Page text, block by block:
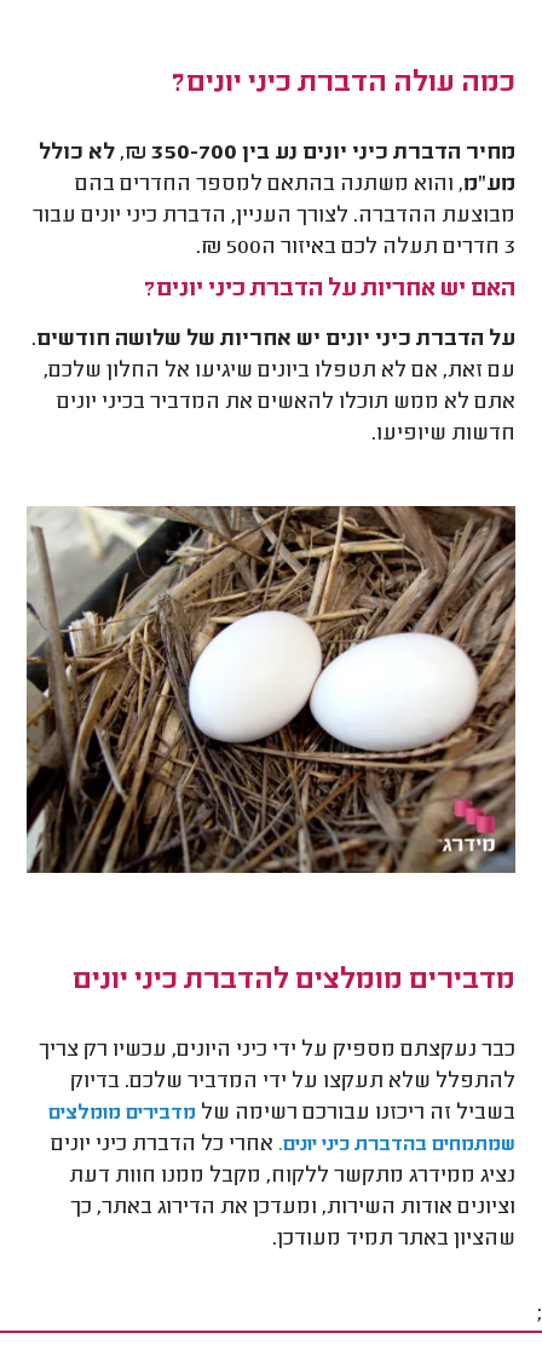
כמה עולה הדברת כיני יונים?
מחיר הדברת כיני יונים נע בין 350-700 ₪, לא כולל
מע"מ, והוא משתנה בהתאם למספר החדרים בהם
מבוצעת ההדברה. לצורך העניין, הדברת כיני יונים עבור
3 חדרים תעלה לכם באיזור ה500 ₪.
האם יש אחריות על הדברת כיני יונים?
על הדברת כיני יונים יש אחריות של שלושה חודשים.
עם זאת, אם לא תטפלו ביונים שיגיעו אל החלון שלכם,
אתם לא ממש תוכלו להאשים את המדביר בכיני יונים
חדשות שיופיעו.
מדבירים מומלצים להדברת כיני יונים
כבר נעקצתם מספיק על ידי כיני היונים, עכשיו רק צריך
להתפלל שלא תעקצו על ידי המדביר שלכם. בדיוק
בשביל זה ריכזנו עבורכם רשימה של מדבירים מומלצים
שמתמחים בהדברת כיני יונים. אחרי כל הדברת כיני יונים
נציג ממידרג מתקשר ללקוח, מקבל ממנו חוות דעת
וציונים אודות השירות, ומעדכן את הדירוג באתר, כך
שהציון באתר תמיד מעודכן.
;